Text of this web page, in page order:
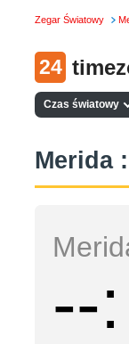
Zegar Światowy
24
Czas światowy
Merida
--